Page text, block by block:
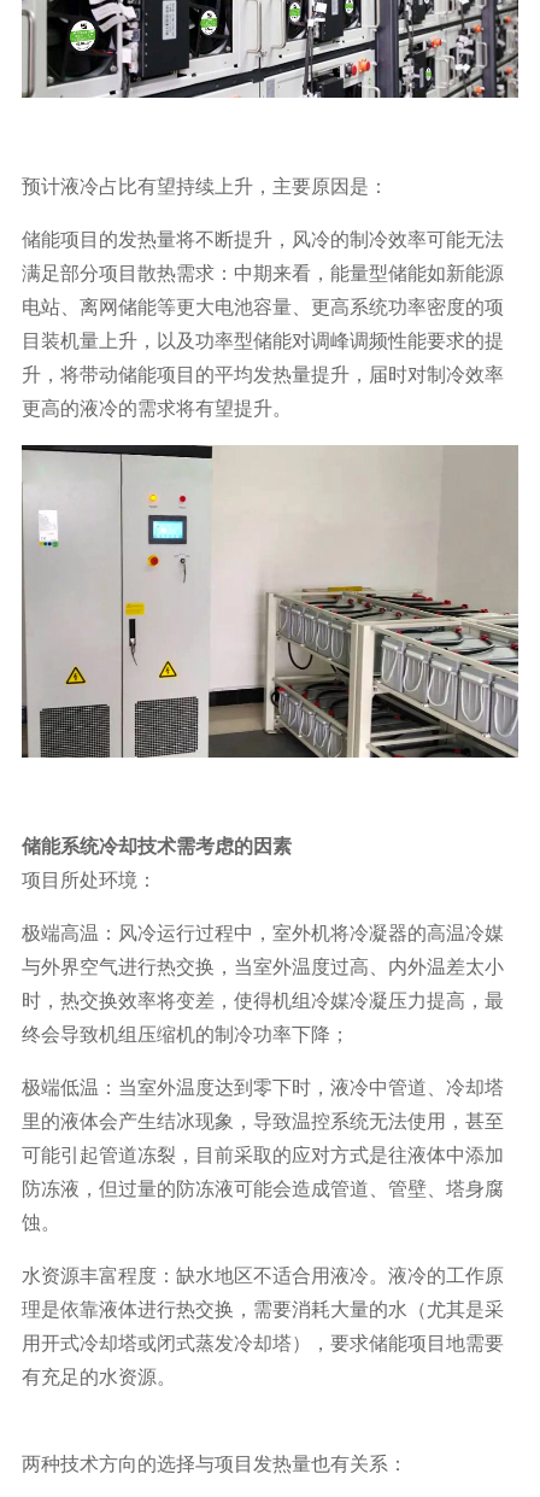
预计液冷占比有望持续上升，主要原因是：
储能项目的发热量将不断提升，风冷的制冷效率可能无法
满足部分项目散热需求：中期来看，能量型储能如新能源
电站、离网储能等更大电池容量、更高系统功率密度的项
目装机量上升，以及功率型储能对调峰调频性能要求的提
升，将带动储能项目的平均发热量提升，届时对制冷效率
更高的液冷的需求将有望提升。
储能系统冷却技术需考虑的因素
项目所处环境：
极端高温：风冷运行过程中，室外机将冷凝器的高温冷媒
与外界空气进行热交换，当室外温度过高、内外温差太小
时，热交换效率将变差，使得机组冷媒冷凝压力提高，最
终会导致机组压缩机的制冷功率下降；
极端低温：当室外温度达到零下时，液冷中管道、冷却塔
里的液体会产生结冰现象，导致温控系统无法使用，甚至
可能引起管道冻裂，目前采取的应对方式是往液体中添加
防冻液，但过量的防冻液可能会造成管道、管壁、塔身腐
蚀。
水资源丰富程度：缺水地区不适合用液冷。液冷的工作原
理是依靠液体进行热交换，需要消耗大量的水（尤其是采
用开式冷却塔或闭式蒸发冷却塔），要求储能项目地需要
有充足的水资源。
两种技术方向的选择与项目发热量也有关系：